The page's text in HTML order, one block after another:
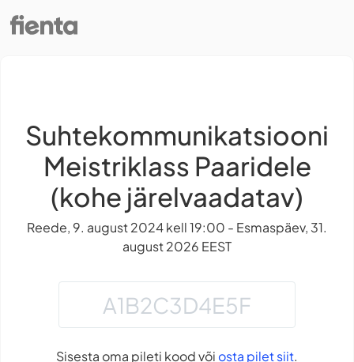
Suhtekommunikatsiooni
Meistriklass Paaridele
(kohe järelvaadatav)
Reede, 9. august 2024 kell 19:00 - Esmaspäev, 31.
august 2026 EEST
Sisesta oma pileti kood või osta pilet siit.